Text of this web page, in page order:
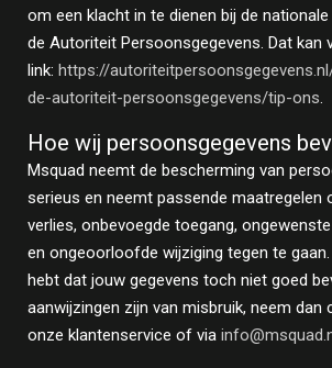
om een klacht in te dienen bij de
de Autoriteit Persoonsgegevens. Dat kan
link: https://
de-autoriteit-persoonsgegevens/tip-ons.
Hoe wij persoonsgegevens
Msquad neemt de bescherming van
serieus en neemt passende maatregelen
verlies, onbevoegde toegang,
en ongeoorloofde wijziging tegen te
hebt dat jouw gegevens toch niet goed
aanwijzingen zijn van misbruik, neem
onze klantenservice of via